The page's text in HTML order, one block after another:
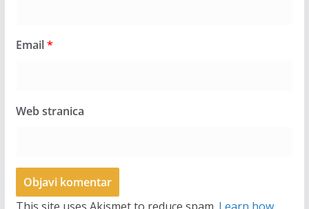
Email*
Web stranica
This site uses Akismet to reduce spam. Learn how